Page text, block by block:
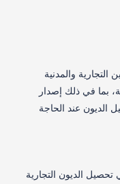
والمدنية
بما في ذلك إصدار
الديون عند الحاجة
الديون التجارية